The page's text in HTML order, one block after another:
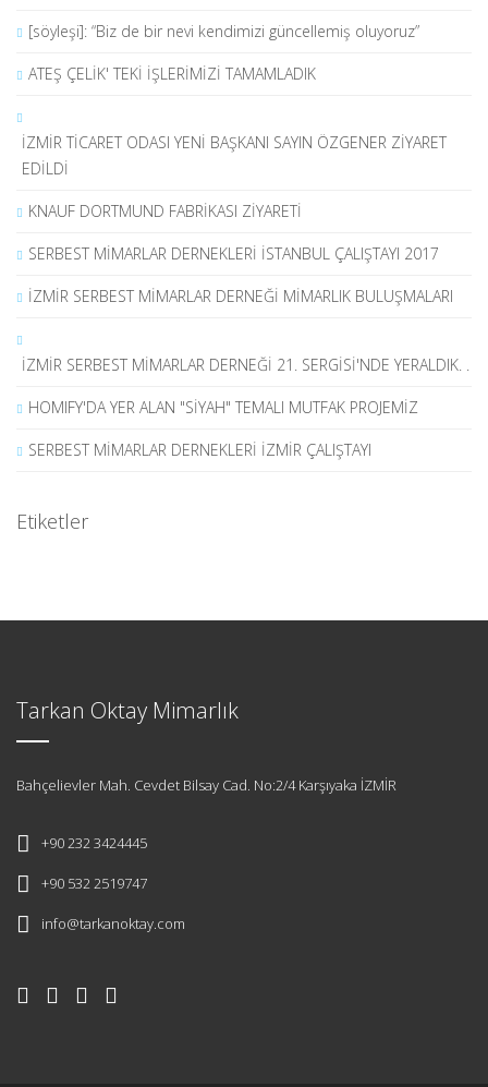
[söyleşi]: “Biz de bir nevi kendimizi güncellemiş oluyoruz”
ATEŞ ÇELİK' TEKİ İŞLERİMİZİ TAMAMLADIK
İZMİR TİCARET ODASI YENİ BAŞKANI SAYIN ÖZGENER ZİYARET
EDİLDİ
KNAUF DORTMUND FABRİKASI ZİYARETİ
SERBEST MİMARLAR DERNEKLERİ İSTANBUL ÇALIŞTAYI 2017
İZMİR SERBEST MİMARLAR DERNEĞİ MİMARLIK BULUŞMALARI
İZMİR SERBEST MİMARLAR DERNEĞİ 21. SERGİSİ'NDE YERALDIK. .
HOMIFY'DA YER ALAN "SİYAH" TEMALI MUTFAK PROJEMİZ
SERBEST MİMARLAR DERNEKLERİ İZMİR ÇALIŞTAYI
Etiketler
Tarkan Oktay Mimarlık
Bahçelievler Mah. Cevdet Bilsay Cad. No:2/4 Karşıyaka İZMİR
+90 232 3424445
+90 532 2519747
info@tarkanoktay.com